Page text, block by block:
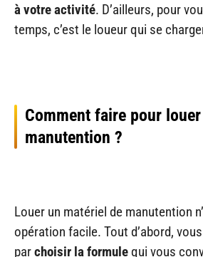
à votre activité. D’ailleurs, pour
temps, c’est le loueur qui se
Comment faire pour
manutention ?
Louer un matériel de manutention
opération facile. Tout d’abord,
parchoisir la formulequi vous